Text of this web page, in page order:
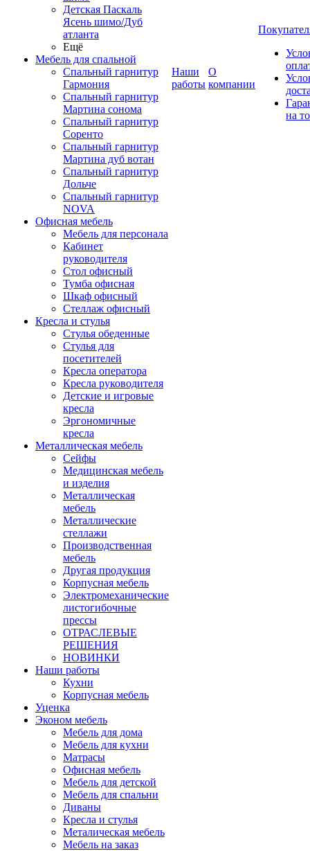
Детская Паскаль
Ясень шимо/Дуб
атланта
Ещё
Мебель для спальной
Спальный гарнитур
Гармония
Спальный гарнитур
Мартина сонома
Спальный гарнитур
Соренто
Спальный гарнитур
Мартина дуб вотан
Спальный гарнитур
Дольче
Спальный гарнитур
NOVA
Офисная мебель
Мебель для персонала
Кабинет
руководителя
Стол офисный
Тумба офисная
Шкаф офисный
Стеллаж офисный
Кресла и стулья
Стулья обеденные
Стулья для
посетителей
Кресла оператора
Кресла руководителя
Детские и игровые
кресла
Эргономичные
кресла
Металлическая мебель
Сейфы
Медицинская мебель
и изделия
Металлическая
мебель
Металлические
стеллажи
Производственная
мебель
Другая продукция
Корпусная мебель
Электромеханические
листогибочные
прессы
ОТРАСЛЕВЫЕ
РЕШЕНИЯ
НОВИНКИ
Наши работы
Кухни
Корпусная мебель
Уценка
Эконом мебель
Мебель для дома
Мебель для кухни
Матрасы
Офисная мебель
Мебель для детской
Мебель для спальни
Диваны
Кресла и стулья
Металическая мебель
Мебель на заказ
Наши
работы
О
компании
на